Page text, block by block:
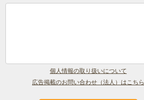
個人情報の取り扱いについて
広告掲載のお問い合わせ（法人）はこちら